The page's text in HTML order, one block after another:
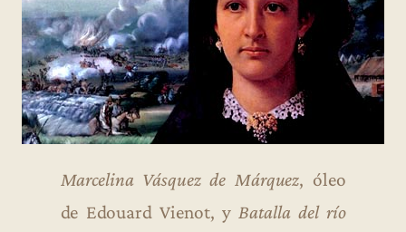
Marcelina Vásquez de Márquez, óleo
de Edouard Vienot, yBatalla del río